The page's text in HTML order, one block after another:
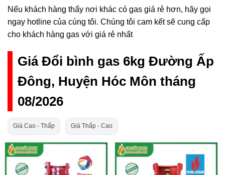
Nếu khách hàng thấy nơi khác có gas giá rẻ hơn, hãy gọi
ngay hotline của cúng tôi. Chúng tôi cam kết sẽ cung cấp
cho khách hàng gas với giá rẻ nhất
Giá Đổi bình gas 6kg Đường Ấp
Đông, Huyện Hóc Môn tháng
08/2026
Giá Cao - Thấp Giá Thấp - Cao